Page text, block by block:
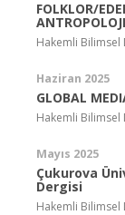
FOLKLOR/
Hakemli Bilimsel
Haziran 2025
GLOBAL
Hakemli Bilimsel
Mayıs 2025
Çukurova
Dergisi
Hakemli Bilimsel